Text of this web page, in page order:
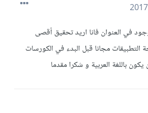
في العنوان فانا اريد تحقيق أقصى
التطبيقات مجانا قبل البدء في الكورسات
باللغة العربية و شكرا مقدما